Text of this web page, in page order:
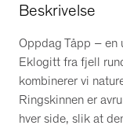
a
l
Beskrivelse
Oppdag Tåpp – en
Eklogitt fra fjell
kombinerer vi
Ringskinnen er
hver side, slik at